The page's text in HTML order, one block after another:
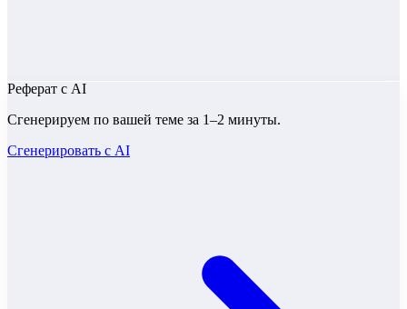
Реферат с AI
Сгенерируем по вашей теме за 1–2 минуты.
Сгенерировать с AI